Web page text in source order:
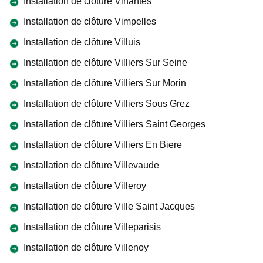
Installation de clôture Vimpelles
Installation de clôture Villuis
Installation de clôture Villiers Sur Seine
Installation de clôture Villiers Sur Morin
Installation de clôture Villiers Sous Grez
Installation de clôture Villiers Saint Georges
Installation de clôture Villiers En Biere
Installation de clôture Villevaude
Installation de clôture Villeroy
Installation de clôture Ville Saint Jacques
Installation de clôture Villeparisis
Installation de clôture Villenoy